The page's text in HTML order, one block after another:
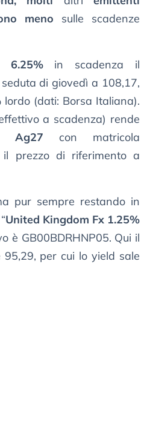
meno sulle scadenze
6.25%in scadenza il
di giovedì a 108,17,
lordo (dati: Borsa Italiana).
a scadenza) rende
Ag27 con matricola
il prezzo di riferimento a
pur sempre restando in
United Kingdom Fx 1.25%
è GB00BDRHNP05. Qui il
per cui lo yield sale